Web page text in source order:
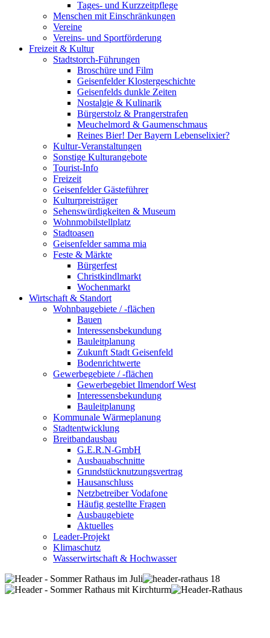
Tages- und Kurzzeitpflege
Menschen mit Einschränkungen
Vereine
Vereins- und Sportförderung
Freizeit & Kultur
Stadtstorch-Führungen
Broschüre und Film
Geisenfelder Klostergeschichte
Geisenfelds dunkle Zeiten
Nostalgie & Kulinarik
Bürgerstolz & Prangerstrafen
Meuchelmord & Gaumenschmaus
Reines Bier! Der Bayern Lebenselixier?
Kultur-Veranstaltungen
Sonstige Kulturangebote
Tourist-Info
Freizeit
Geisenfelder Gästeführer
Kulturpreisträger
Sehenswürdigkeiten & Museum
Wohnmobilstellplatz
Stadtoasen
Geisenfelder samma mia
Feste & Märkte
Bürgerfest
Christkindlmarkt
Wochenmarkt
Wirtschaft & Standort
Wohnbaugebiete / -flächen
Bauen
Interessensbekundung
Bauleitplanung
Zukunft Stadt Geisenfeld
Bodenrichtwerte
Gewerbegebiete / -flächen
Gewerbegebiet Ilmendorf West
Interessensbekundung
Bauleitplanung
Kommunale Wärmeplanung
Stadtentwicklung
Breitbandausbau
G.E.R.N-GmbH
Ausbauabschnitte
Grundstücknutzungsvertrag
Hausanschluss
Netzbetreiber Vodafone
Häufig gestellte Fragen
Ausbaugebiete
Aktuelles
Leader-Projekt
Klimaschutz
Wasserwirtschaft & Hochwasser